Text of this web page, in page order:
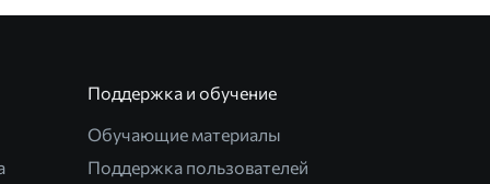
Поддержка и обучение
Обучающие материалы
Поддержка пользователей